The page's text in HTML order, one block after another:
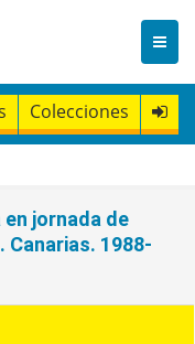
Colecciones
jornada de
1988-